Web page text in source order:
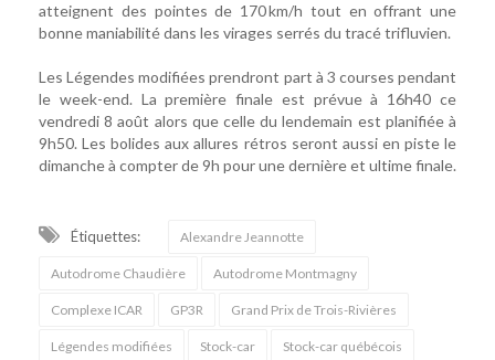
atteignent des pointes de 170 km/h tout en offrant une
bonne maniabilité dans les virages serrés du tracé trifluvien.
Les Légendes modifiées prendront part à 3 courses pendant
le week-end. La première finale est prévue à 16h40 ce
vendredi 8 août alors que celle du lendemain est planifiée à
9h50. Les bolides aux allures rétros seront aussi en piste le
dimanche à compter de 9h pour une dernière et ultime finale.
Étiquettes: Alexandre Jeannotte
Autodrome Chaudière Autodrome Montmagny
Complexe ICAR GP3R Grand Prix de Trois-Rivières
Légendes modifiées Stock-car Stock-car québécois